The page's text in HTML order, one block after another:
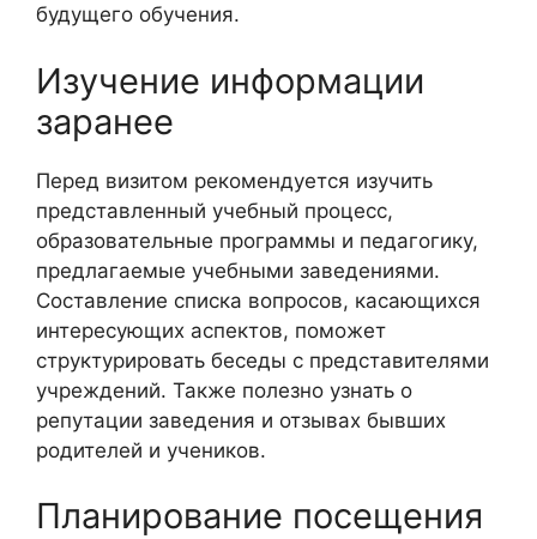
будущего обучения.
Изучение информации
заранее
Перед визитом рекомендуется изучить
представленный учебный процесс,
образовательные программы и педагогику,
предлагаемые учебными заведениями.
Составление списка вопросов, касающихся
интересующих аспектов, поможет
структурировать беседы с представителями
учреждений. Также полезно узнать о
репутации заведения и отзывах бывших
родителей и учеников.
Планирование посещения